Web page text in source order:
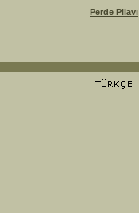
Perde Pilavı